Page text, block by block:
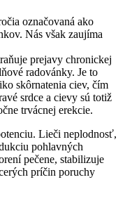
označovaná ako
Nás však zaujíma
prejavy chronickej
radovánky. Je to
skôrnatenia ciev, čím
srdce a cievy sú totiž
trvácnej erekcie.
Lieči neplodnosť,
pohlavných
pečene, stabilizuje
príčin poruchy